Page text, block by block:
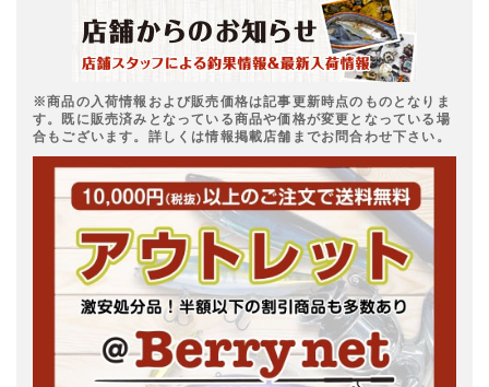
※商品の入荷情報および販売価格は記事更新時点のものとなりま
す。既に販売済みとなっている商品や価格が変更となっている場
合もございます。詳しくは情報掲載店舗までお問合わせ下さい。